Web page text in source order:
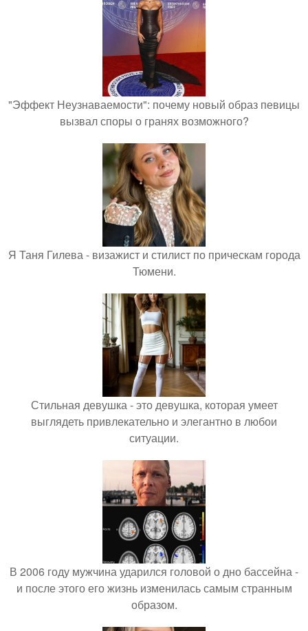
"Эффект Неузнаваемости": почему новый образ певицы
вызвал споры о гранях возможного?
Я Таня Гилева - визажист и стилист по прическам города
Тюмени.
Стильная девушка - это девушка, которая умеет
выглядеть привлекательно и элегантно в любои
ситуации.
В 2006 году мужчина ударился головой о дно бассейна -
и после этого его жизнь изменилась самым странным
образом.